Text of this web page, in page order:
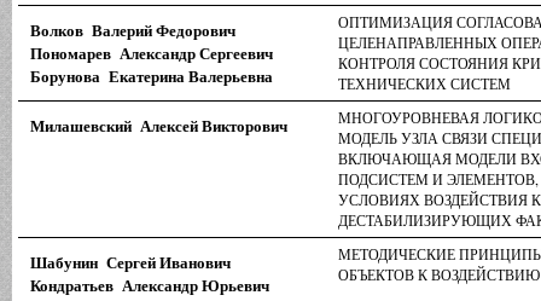
Волков Валерий Федорович
Пономарев Александр Сергеевич
Борунова Екатерина Валерьевна
ОПТИМИЗАЦИЯ
ЦЕЛЕНАПРАВЛЕННЫХ
КОНТРОЛЯ СОСТОЯНИЯ
ТЕХНИЧЕСКИХ СИСТЕМ
Милашевский Алексей Викторович
МНОГОУРОВНЕВАЯ
МОДЕЛЬ УЗЛА СВЯЗИ
ВКЛЮЧАЮЩАЯ МОДЕЛИ
ПОДСИСТЕМ И
УСЛОВИЯХ ВОЗДЕЙСТВИЯ
ДЕСТАБИЛИЗИРУЮЩИХ
Шабунин Сергей Иванович
Кондратьев Александр Юрьевич
МЕТОДИЧЕСКИЕ
ОБЪЕКТОВ К